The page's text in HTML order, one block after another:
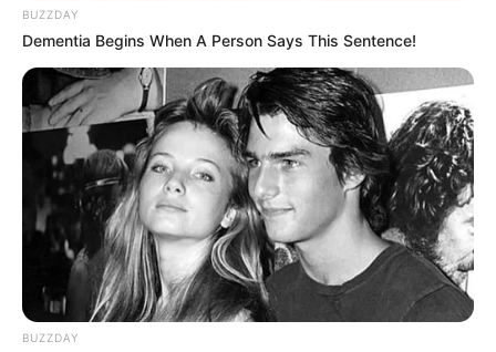
BUZZDAY
Dementia Begins When A Person Says This Sentence!
BUZZDAY